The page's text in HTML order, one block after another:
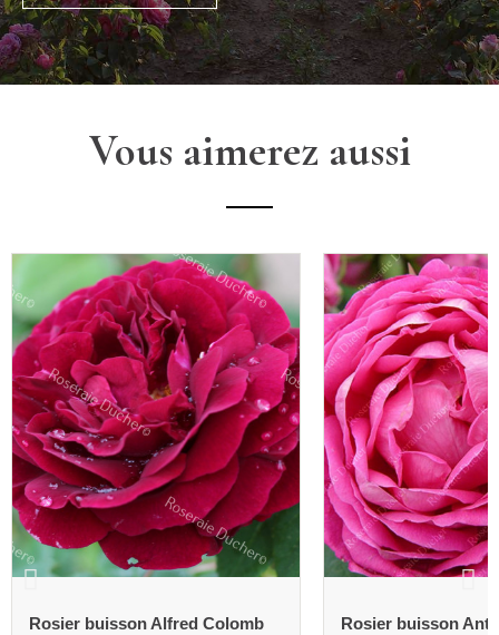
Vous aimerez aussi
Rosier buisson Alfred Colomb Rosier buisson